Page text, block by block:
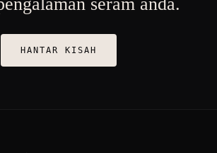
HANTAR KISAH